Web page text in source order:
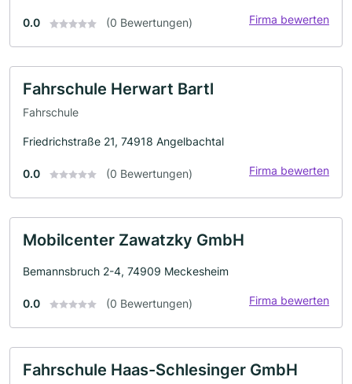
0.0 (0 Bewertungen) Firma bewerten
Fahrschule Herwart Bartl
Fahrschule
Friedrichstraße 21, 74918 Angelbachtal
0.0 (0 Bewertungen) Firma bewerten
Mobilcenter Zawatzky GmbH
Bemannsbruch 2-4, 74909 Meckesheim
0.0 (0 Bewertungen) Firma bewerten
Fahrschule Haas-Schlesinger GmbH